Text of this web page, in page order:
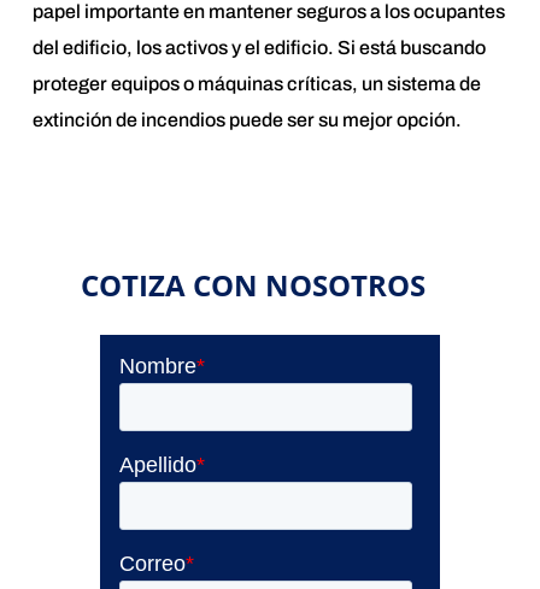
papel importante en mantener seguros a los ocupantes
del edificio, los activos y el edificio. Si está buscando
proteger equipos o máquinas críticas, un sistema de
extinción de incendios puede ser su mejor opción.
COTIZA CON NOSOTROS